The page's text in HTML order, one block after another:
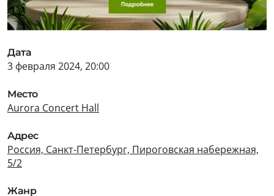
Дата
3 февраля 2024, 20:00
Место
Aurora Concert Hall
Адрес
Россия, Санкт-Петербург, Пироговская набережная,
5/2
Жанр